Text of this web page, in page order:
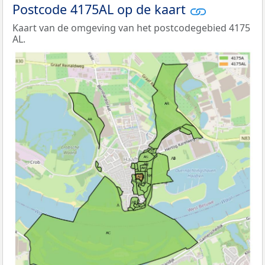
Postcode 4175AL op de kaart
Kaart van de omgeving van het postcodegebied 4175
AL.